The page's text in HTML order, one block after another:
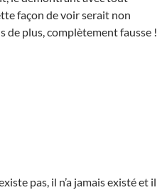
façon de voir serait non
plus, complètement fausse !
pas, il n’a jamais existé et il